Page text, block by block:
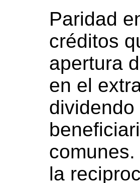
Paridad
créditos
apertura
en el
la